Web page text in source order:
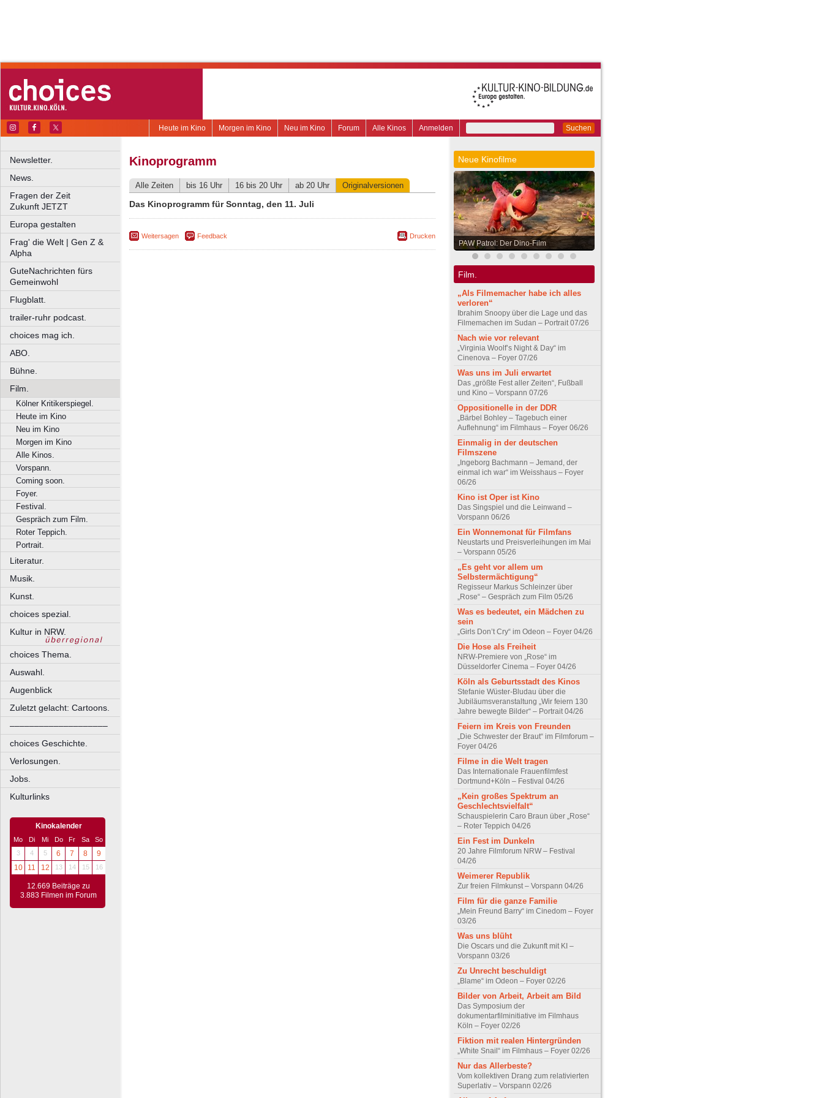
Suchen
Anmelden
Alle Kinos
Forum
Neu im Kino
Morgen im Kino
Heute im Kino
Newsletter.
News.
Fragen der Zeit
Zukunft JETZT
Europa gestalten
Frag' die Welt | Gen Z &
Alpha
GuteNachrichten fürs
Gemeinwohl
Flugblatt.
trailer-ruhr podcast.
choices mag ich.
ABO.
Bühne.
Film.
Kölner Kritikerspiegel.
Heute im Kino
Neu im Kino
Morgen im Kino
Alle Kinos.
Vorspann.
Coming soon.
Foyer.
Festival.
Gespräch zum Film.
Roter Teppich.
Portrait.
Literatur.
Musik.
Kunst.
choices spezial.
Kultur in NRW.
choices Thema.
Auswahl.
Augenblick
Zuletzt gelacht: Cartoons.
––––––––––––––––––––
choices Geschichte.
Verlosungen.
Jobs.
Kulturlinks
Kinokalender
Mo Di Mi Do Fr Sa
So
3
4 5 6 7 8
9
10
11 12 13 14 15 16
12.669 Beiträge zu
3.883 Filmen im Forum
Kinoprogramm
Alle Zeiten bis 16 Uhr 16 bis 20 Uhr ab 20 Uhr Originalversionen
Das Kinoprogramm für Sonntag, den 11. Juli
Weitersagen Feedback Drucken
Neue Kinofilme
PAW Patrol: Der Dino-Film
Film.
„Als Filmemacher habe ich alles
verloren“
Ibrahim Snoopy über die Lage und das
Filmemachen im Sudan – Portrait 07/26
Nach wie vor relevant
„Virginia Woolf’s Night & Day“ im
Cinenova – Foyer 07/26
Was uns im Juli erwartet
Das „größte Fest aller Zeiten“, Fußball
und Kino – Vorspann 07/26
Oppositionelle in der DDR
„Bärbel Bohley – Tagebuch einer
Auflehnung“ im Filmhaus – Foyer 06/26
Einmalig in der deutschen
Filmszene
„Ingeborg Bachmann – Jemand, der
einmal ich war“ im Weisshaus – Foyer
06/26
Kino ist Oper ist Kino
Das Singspiel und die Leinwand –
Vorspann 06/26
Ein Wonnemonat für Filmfans
Neustarts und Preisverleihungen im Mai
– Vorspann 05/26
„Es geht vor allem um
Selbstermächtigung“
Regisseur Markus Schleinzer über
„Rose“ – Gespräch zum Film 05/26
Was es bedeutet, ein Mädchen zu
sein
„Girls Don’t Cry“ im Odeon – Foyer 04/26
Die Hose als Freiheit
NRW-Premiere von „Rose“ im
Düsseldorfer Cinema – Foyer 04/26
Köln als Geburtsstadt des Kinos
Stefanie Wüster-Bludau über die
Jubiläumsveranstaltung „Wir feiern 130
Jahre bewegte Bilder“ – Portrait 04/26
Feiern im Kreis von Freunden
„Die Schwester der Braut“ im Filmforum –
Foyer 04/26
Filme in die Welt tragen
Das Internationale Frauenfilmfest
Dortmund+Köln – Festival 04/26
„Kein großes Spektrum an
Geschlechtsvielfalt“
Schauspielerin Caro Braun über „Rose“
– Roter Teppich 04/26
Ein Fest im Dunkeln
20 Jahre Filmforum NRW – Festival
04/26
Weimerer Republik
Zur freien Filmkunst – Vorspann 04/26
Film für die ganze Familie
„Mein Freund Barry“ im Cinedom – Foyer
03/26
Was uns blüht
Die Oscars und die Zukunft mit KI –
Vorspann 03/26
Zu Unrecht beschuldigt
„Blame“ im Odeon – Foyer 02/26
Bilder von Arbeit, Arbeit am Bild
Das Symposium der
dokumentarfilminitiative im Filmhaus
Köln – Foyer 02/26
Fiktion mit realen Hintergründen
„White Snail“ im Filmhaus – Foyer 02/26
Nur das Allerbeste?
Vom kollektiven Drang zum relativierten
Superlativ – Vorspann 02/26